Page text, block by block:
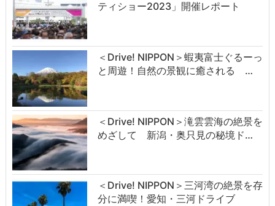
ティショー2023」開催レポート
＜Drive! NIPPON＞蝦夷富士ぐるーっ
と周遊！自然の景観に癒される …
＜Drive! NIPPON＞滝雲雲海の絶景を
めざして 新潟・奥只見の秘境ド…
＜Drive! NIPPON＞三河湾の絶景を存
分に満喫！愛知・三河ドライブ